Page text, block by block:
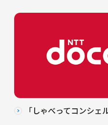
「しゃべってコンシ